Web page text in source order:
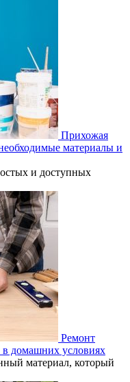
Прихожая
материалы и
и доступных
Ремонт
в домашних условиях
материал, который